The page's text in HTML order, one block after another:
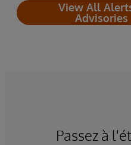
View All
Advisories
Passez à